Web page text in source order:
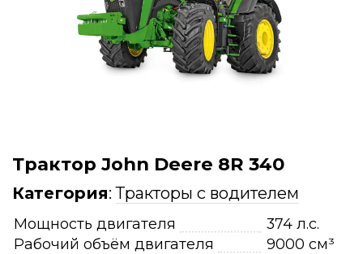
Трактор John Deere 8R 340
Категория:Тракторы с водителем
Мощность двигателя
374 л.с.
Рабочий объём двигателя
9000 см³